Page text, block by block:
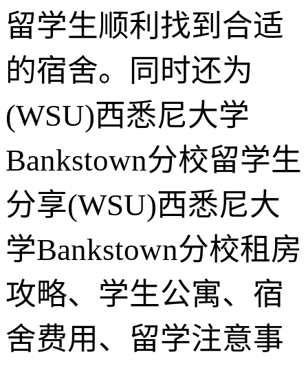
留学生顺利找到合适
的宿舍。同时还为
(WSU)西悉尼大学
Bankstown分校留学生
分享(WSU)西悉尼大
学Bankstown分校租房
攻略、学生公寓、宿
舍费用、留学注意事